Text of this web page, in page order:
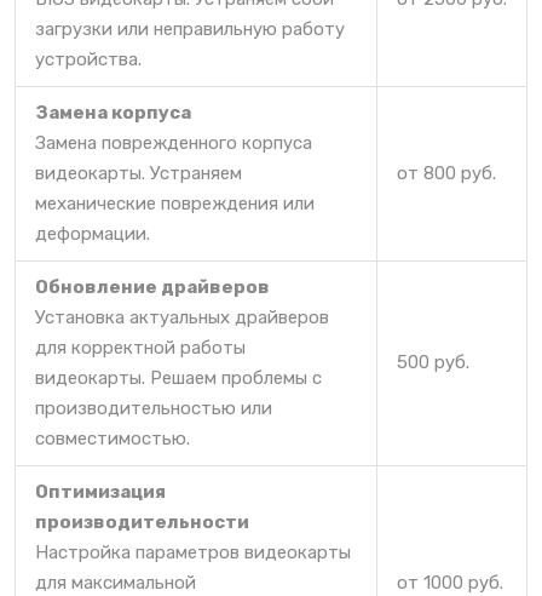
загрузки или неправильную работу
устройства.
Замена корпуса
Замена поврежденного корпуса
видеокарты. Устраняем
механические повреждения или
деформации.
от 800 руб.
Обновление драйверов
Установка актуальных драйверов
для корректной работы
видеокарты. Решаем проблемы с
производительностью или
совместимостью.
500 руб.
Оптимизация
производительности
Настройка параметров видеокарты
для максимальной
от 1000 руб.